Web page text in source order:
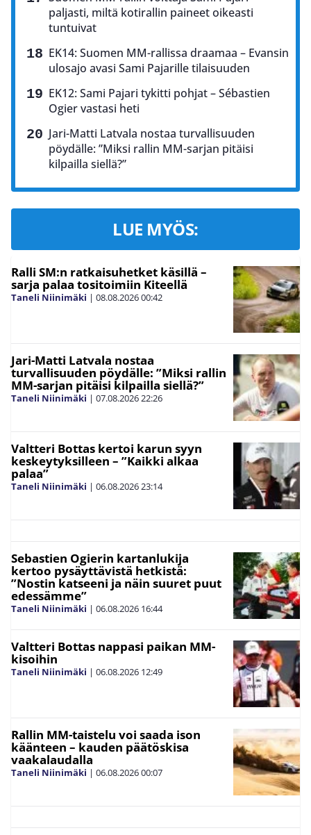
paljasti, miltä kotirallin paineet oikeasti
tuntuivat
EK14: Suomen MM-rallissa draamaa – Evansin
ulosajo avasi Sami Pajarille tilaisuuden
EK12: Sami Pajari tykitti pohjat – Sébastien
Ogier vastasi heti
Jari-Matti Latvala nostaa turvallisuuden
pöydälle: ”Miksi rallin MM-sarjan pitäisi
kilpailla siellä?”
LUE MYÖS:
Ralli SM:n ratkaisuhetket käsillä –
sarja palaa tositoimiin Kiteellä
Taneli Niinimäki | 08.08.202600:42
Jari-Matti Latvala nostaa
turvallisuuden pöydälle: ”Miksi rallin
MM-sarjan pitäisi kilpailla siellä?”
Taneli Niinimäki | 07.08.202622:26
Valtteri Bottas kertoi karun syyn
keskeytyksilleen – ”Kaikki alkaa
palaa”
Taneli Niinimäki | 06.08.202623:14
Sebastien Ogierin kartanlukija
kertoo pysäyttävistä hetkistä:
”Nostin katseeni ja näin suuret puut
edessämme”
Taneli Niinimäki | 06.08.2026 16:44
Valtteri Bottas nappasi paikan MM-
kisoihin
Taneli Niinimäki | 06.08.2026 12:49
Rallin MM-taistelu voi saada ison
käänteen – kauden päätöskisa
vaakalaudalla
Taneli Niinimäki | 06.08.202600:07